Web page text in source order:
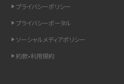
iCloudの使用容量を減らす9つの方法！使用
リプライ機能とは？LINE、X（旧Twitter）、
プライバシーポリシー
プライバシーポータル
ソーシャルメディアポリシー
約款•利用規約